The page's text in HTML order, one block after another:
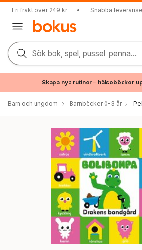
Fri frakt över 249 kr • Snabba
Sök bok, spel, pussel, penna...
Skapa nya rutiner – hälsoböcker
Barn och ungdom Barnböcker 0-3 år